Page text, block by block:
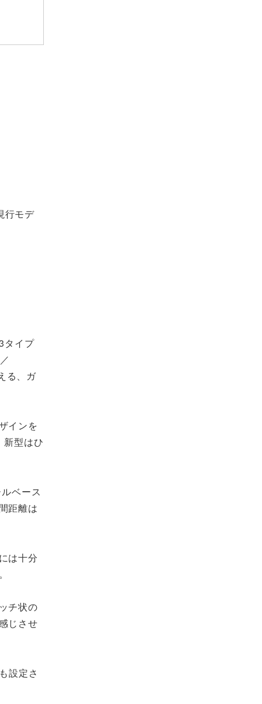
行モデ
タイプ
る、ガ
インを
新型はひ
ベース
距離は
は十分
チ状の
じさせ
設定さ